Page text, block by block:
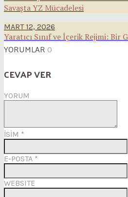
Savaşta YZ Mücadelesi
MART 12, 2026
Yaratıcı Sınıf ve İçerik Rejimi: Bir
YORUMLAR 0
CEVAP VER
YORUM
İSİM *
E-POSTA *
WEBSITE